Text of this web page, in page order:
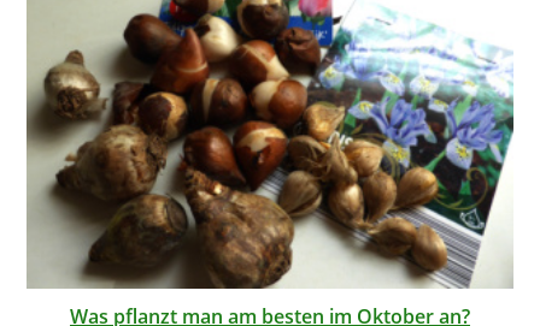
Was pflanzt man am besten im Oktober an?